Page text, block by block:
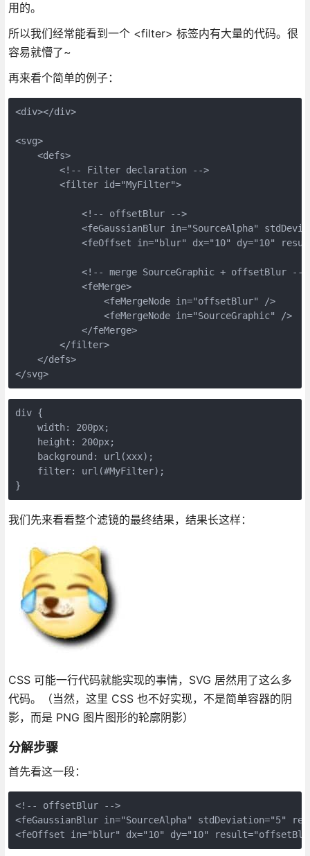
用的。
所以我们经常能看到一个 <filter> 标签内有大量的代码。很
容易就懵了~
再来看个简单的例子：
<div></div>
<svg>
    <defs>
        <!-- Filter declaration -->
        <filter id="MyFilter">
            <!-- offsetBlur -->
<feGaussianBlur in="SourceAlpha"
<feOffset in="blur" dx="10" dy="10"
            <!-- merge SourceGraphic + offsetBlur -->
            <feMerge>
                <feMergeNode in="offsetBlur" />
                <feMergeNode in="SourceGraphic" />
            </feMerge>
        </filter>
    </defs>
</svg>
div {
    width: 200px;
    height: 200px;
    background: url(xxx);
    filter: url(#MyFilter);
}
我们先来看看整个滤镜的最终结果，结果长这样：
CSS 可能一行代码就能实现的事情，SVG 居然用了这么多
代码。（当然，这里 CSS 也不好实现，不是简单容器的阴
影，而是 PNG 图片图形的轮廓阴影）
分解步骤
首先看这一段：
<!-- offsetBlur -->
<feGaussianBlur in="SourceAlpha" stdDeviation="5"
<feOffset in="blur" dx="10" dy="10"